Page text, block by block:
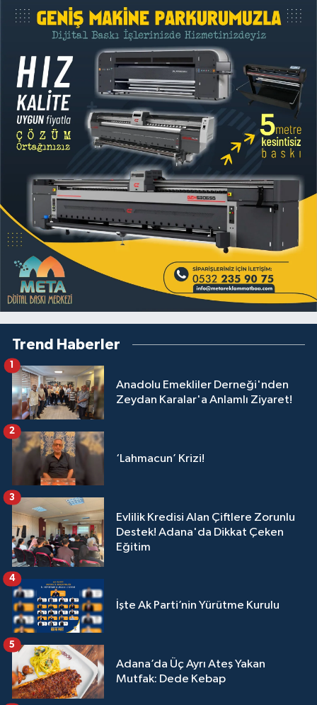
Trend Haberler
Anadolu Emekliler Derneği'nden
Zeydan Karalar'a Anlamlı Ziyaret!
1
‘Lahmacun’ Krizi!
2
Evlilik Kredisi Alan Çiftlere Zorunlu
Destek! Adana'da Dikkat Çeken
Eğitim
3
İşte Ak Parti’nin Yürütme Kurulu
4
Adana’da Üç Ayrı Ateş Yakan
Mutfak: Dede Kebap
5